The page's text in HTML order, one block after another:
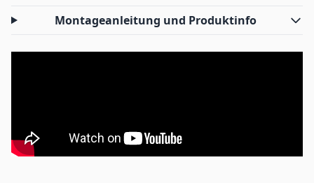
Montageanleitung und Produktinfo